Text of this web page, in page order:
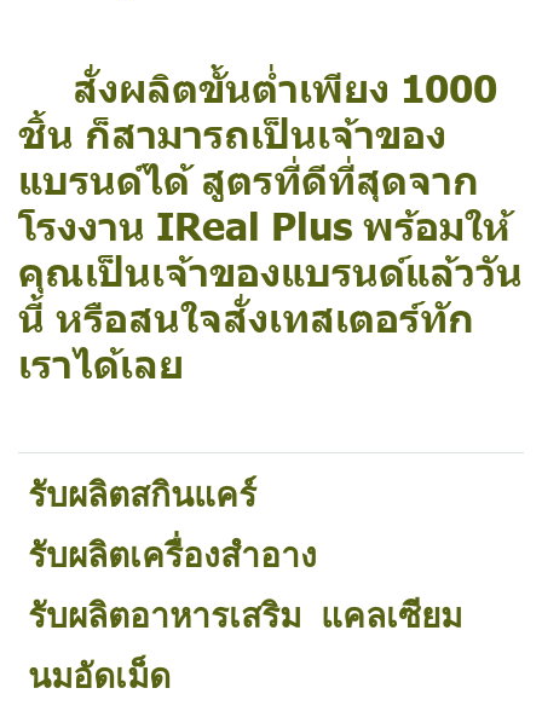
สั่งผลิตขั้นต่ำเพียง 1000
ชิ้น ก็สามารถเป็นเจ้าของ
แบรนด์ได้ สูตรที่ดีที่สุดจาก
โรงงาน IReal Plus พร้อมให้
คุณเป็นเจ้าของแบรนด์แล้ววัน
นี้ หรือสนใจสั่งเทสเตอร์ทัก
เราได้เลย
รับผลิตสกินแคร์
รับผลิตเครื่องสำอาง
รับผลิตอาหารเสริม
แคลเซียม
นมอัดเม็ด